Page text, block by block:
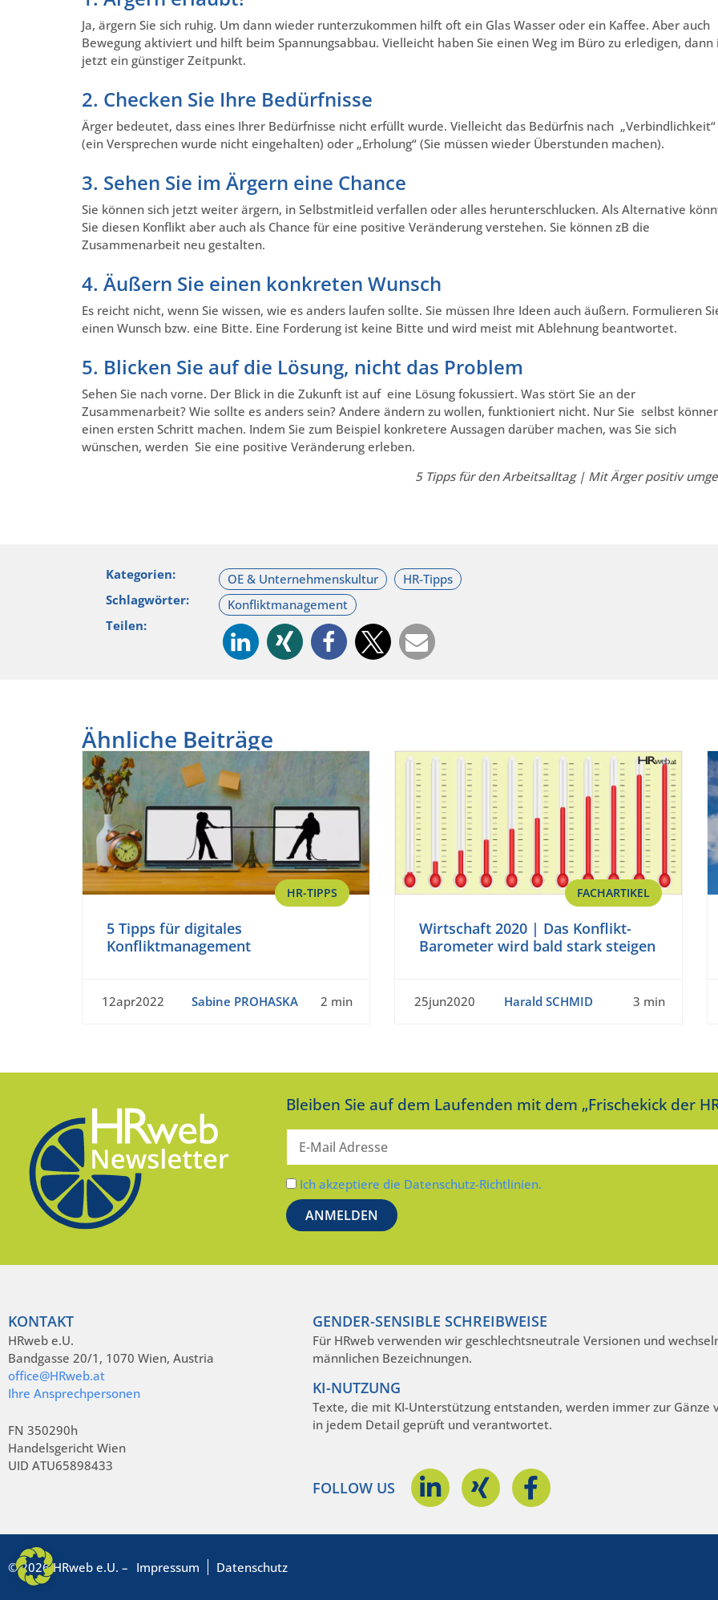
Ja, ärgern Sie sich ruhig. Um dann wieder runterzukommen hilft oft ein Glas Wasser oder ein Kaffee. Aber auch
Bewegung aktiviert und hilft beim Spannungsabbau. Vielleicht haben Sie einen Weg im Büro zu erledigen, dann
jetzt ein günstiger Zeitpunkt.
2. Checken Sie Ihre Bedürfnisse
Ärger bedeutet, dass eines Ihrer Bedürfnisse nicht erfüllt wurde. Vielleicht das Bedürfnis nach „Verbindlichkeit“
(ein Versprechen wurde nicht eingehalten) oder „Erholung“ (Sie müssen wieder Überstunden machen).
3. Sehen Sie im Ärgern eine Chance
Sie können sich jetzt weiter ärgern, in Selbstmitleid verfallen oder alles herunterschlucken. Als Alternative
Sie diesen Konflikt aber auch als Chance für eine positive Veränderung verstehen. Sie können zB die
Zusammenarbeit neu gestalten.
4. Äußern Sie einen konkreten Wunsch
Es reicht nicht, wenn Sie wissen, wie es anders laufen sollte. Sie müssen Ihre Ideen auch äußern. Formulieren
einen Wunsch bzw. eine Bitte. Eine Forderung ist keine Bitte und wird meist mit Ablehnung beantwortet.
5. Blicken Sie auf die Lösung, nicht das Problem
Sehen Sie nach vorne. Der Blick in die Zukunft ist auf eine Lösung fokussiert. Was stört Sie an der
Zusammenarbeit? Wie sollte es anders sein? Andere ändern zu wollen, funktioniert nicht. Nur Sie selbst
einen ersten Schritt machen. Indem Sie zum Beispiel konkretere Aussagen darüber machen, was Sie sich
wünschen, werden Sie eine positive Veränderung erleben.
5 Tipps für den Arbeitsalltag | Mit Ärger positiv
Kategorien:
Schlagwörter:
Teilen:
Ähnliche Beiträge
HR-TIPPS
5 Tipps für digitales
Konfliktmanagement
12apr2022 Sabine PROHASKA 2 min
FACHARTIKEL
Wirtschaft 2020 | Das Konflikt-
Barometer wird bald stark steigen
25jun2020 Harald SCHMID 3 min
Bleiben Sie auf dem Laufenden mit dem „Frischekick der
Ich akzeptiere die Datenschutz-Richtlinien.
KONTAKT
HRweb e.U.
Bandgasse 20/1, 1070 Wien, Austria
office@HRweb.at
Ihre Ansprechpersonen
FN 350290h
Handelsgericht Wien
UID ATU65898433
GENDER-SENSIBLE SCHREIBWEISE
Für HRweb verwenden wir geschlechtsneutrale Versionen und
männlichen Bezeichnungen.
KI-NUTZUNG
Texte, die mit KI-Unterstützung entstanden, werden immer zur Gänze
in jedem Detail geprüft und verantwortet.
FOLLOW US
© 2026 HRweb e.U. – Impressum Datenschutz